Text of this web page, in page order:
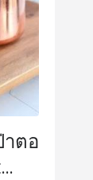
าตอ